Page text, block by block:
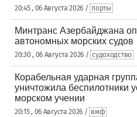
20:45 , 06 Августа 2026 / порты
Минтранс Азербайджана
автономных морских судов
20:30 , 06 Августа 2026 / судоходство
Корабельная ударная
уничтожила беспилотники
морском учении
20:15 , 06 Августа 2026 / вмф